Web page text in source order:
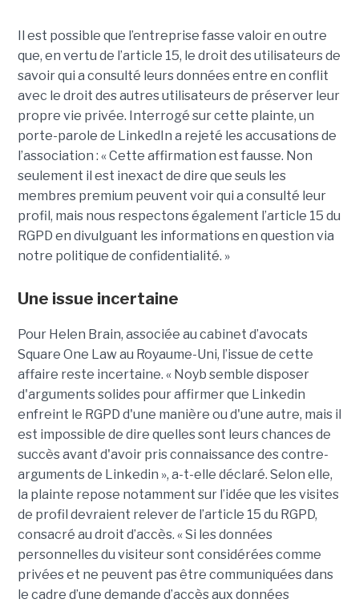
Il est possible que l’entreprise fasse valoir en outre
que, en vertu de l’article 15, le droit des utilisateurs de
savoir qui a consulté leurs données entre en conflit
avec le droit des autres utilisateurs de préserver leur
propre vie privée. Interrogé sur cette plainte, un
porte-parole de LinkedIn a rejeté les accusations de
l’association : « Cette affirmation est fausse. Non
seulement il est inexact de dire que seuls les
membres premium peuvent voir qui a consulté leur
profil, mais nous respectons également l’article 15 du
RGPD en divulguant les informations en question via
notre politique de confidentialité. »
Une issue incertaine
Pour Helen Brain, associée au cabinet d’avocats
Square One Law au Royaume-Uni, l’issue de cette
affaire reste incertaine. « Noyb semble disposer
d'arguments solides pour affirmer que Linkedin
enfreint le RGPD d'une manière ou d'une autre, mais il
est impossible de dire quelles sont leurs chances de
succès avant d'avoir pris connaissance des contre-
arguments de Linkedin », a-t-elle déclaré. Selon elle,
la plainte repose notamment sur l’idée que les visites
de profil devraient relever de l’article 15 du RGPD,
consacré au droit d’accès. « Si les données
personnelles du visiteur sont considérées comme
privées et ne peuvent pas être communiquées dans
le cadre d’une demande d’accès aux données